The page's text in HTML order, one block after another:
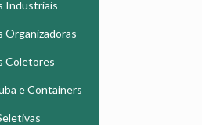
Industriais
Organizadoras
Coletores
e Containers